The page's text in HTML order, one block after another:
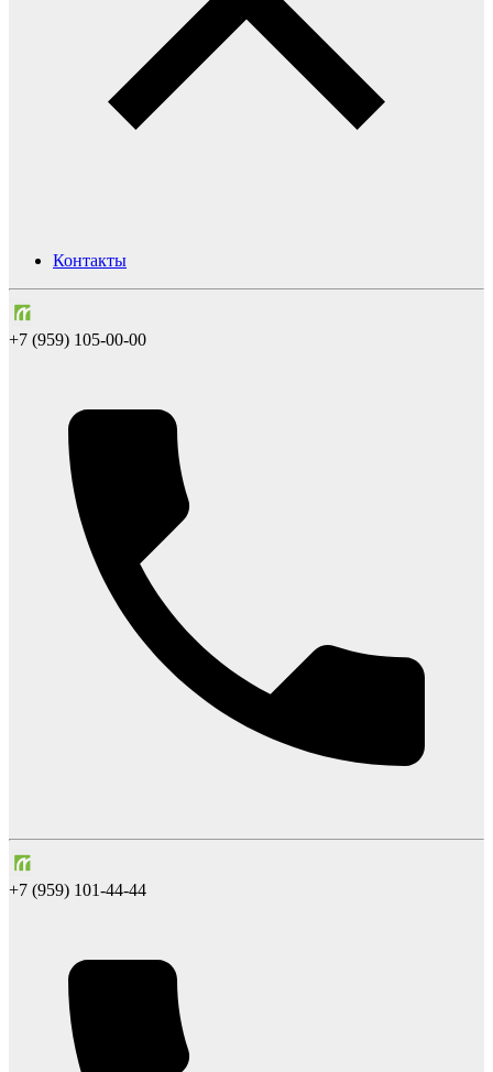
Контакты
+7 (959) 105-00-00
+7 (959) 101-44-44